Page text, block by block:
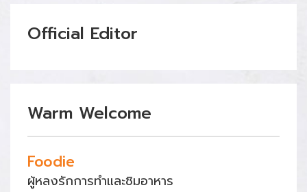
Official Editor
Warm Welcome
Foodie
ผู้หลงรักการทำและชิมอาหาร